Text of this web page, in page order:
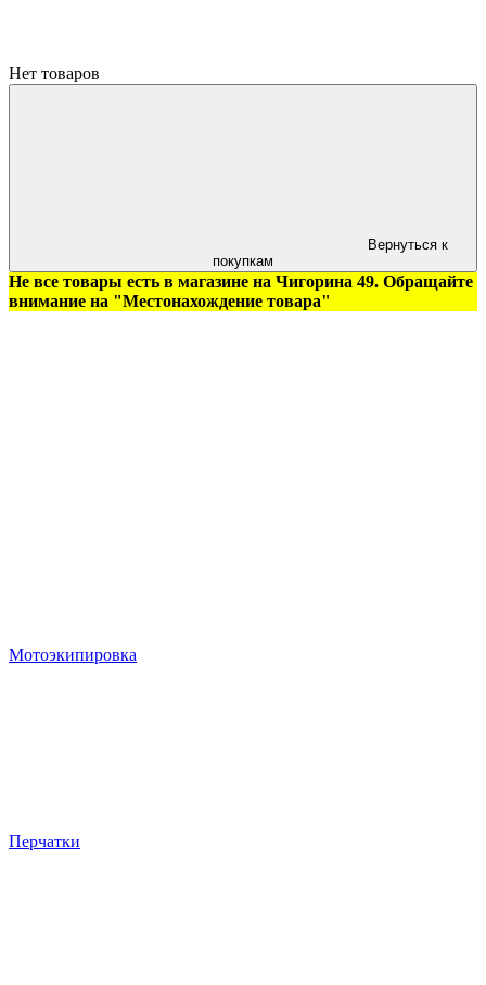
Нет товаров
Вернуться к
покупкам
Не все товары есть в магазине на Чигорина 49. Обращайте
внимание на "Местонахождение товара"
Мотоэкипировка
Перчатки